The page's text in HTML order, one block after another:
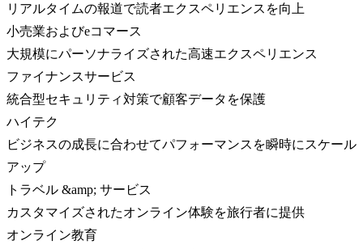
リアルタイムの報道で読者エクスペリエンスを向上
小売業およびeコマース
大規模にパーソナライズされた高速エクスペリエンス
ファイナンスサービス
統合型セキュリティ対策で顧客データを保護
ハイテク
ビジネスの成長に合わせてパフォーマンスを瞬時にスケール
アップ
トラベル &amp; サービス
カスタマイズされたオンライン体験を旅行者に提供
オンライン教育